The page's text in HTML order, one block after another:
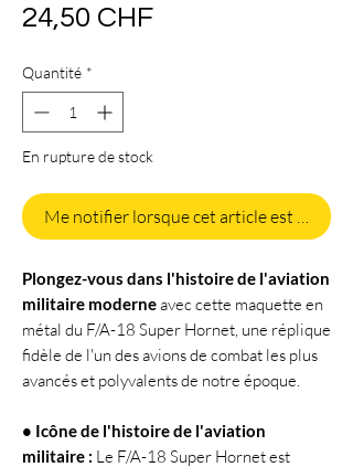
24,50 CHFPrix
Quantité *
En rupture de stock
Me notifier lorsque cet article est
Plongez-vous dans l'histoire de l'aviation
militaire moderneavec cette maquette en
métal du F/A-18 Super Hornet, une réplique
fidèle de l'un des avions de combat les plus
avancés et polyvalents de notre époque.
• Icône de l'histoire de l'aviation
militaire : Le F/A-18 Super Hornet est